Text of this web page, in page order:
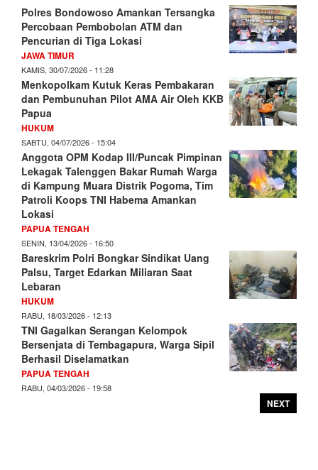
Polres Bondowoso Amankan Tersangka
Percobaan Pembobolan ATM dan
Pencurian di Tiga Lokasi
JAWA TIMUR
KAMIS, 30/07/2026 - 11:28
Menkopolkam Kutuk Keras Pembakaran
dan Pembunuhan Pilot AMA Air Oleh KKB
Papua
HUKUM
SABTU, 04/07/2026 - 15:04
Anggota OPM Kodap III/Puncak Pimpinan
Lekagak Talenggen Bakar Rumah Warga
di Kampung Muara Distrik Pogoma, Tim
Patroli Koops TNI Habema Amankan
Lokasi
PAPUA TENGAH
SENIN, 13/04/2026 - 16:50
Bareskrim Polri Bongkar Sindikat Uang
Palsu, Target Edarkan Miliaran Saat
Lebaran
HUKUM
RABU, 18/03/2026 - 12:13
TNI Gagalkan Serangan Kelompok
Bersenjata di Tembagapura, Warga Sipil
Berhasil Diselamatkan
PAPUA TENGAH
RABU, 04/03/2026 - 19:58
NEXT